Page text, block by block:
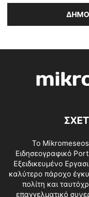
Το
Ειδησεογραφικό
Εξειδικευμένο
καλύτερο πάροχο
πολίτη και
επαγγελματικό